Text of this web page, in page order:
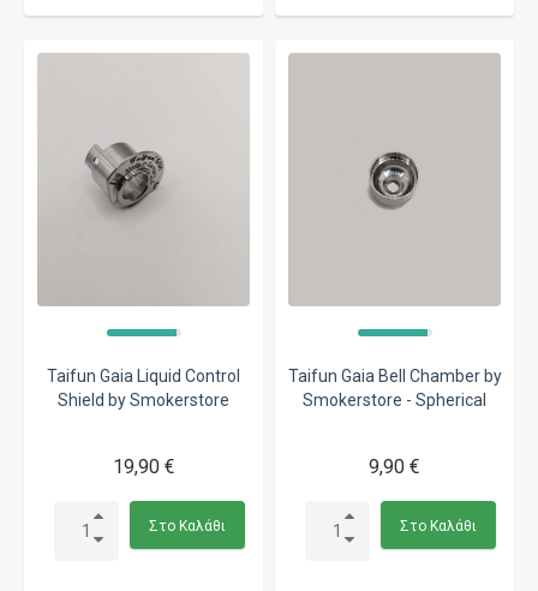
Taifun Gaia Liquid Control
Shield by Smokerstore
19,90 €
Στο Καλάθι
Taifun Gaia Bell Chamber by
Smokerstore - Spherical
9,90 €
Στο Καλάθι